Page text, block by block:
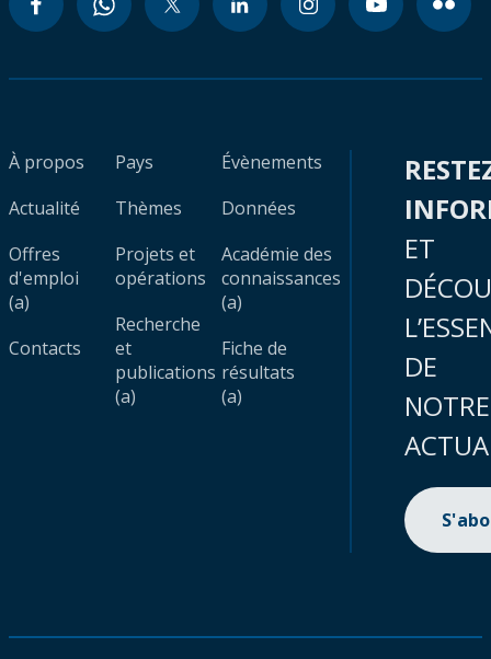
À propos
Actualité
Offres
d'emploi
(a)
Contacts
Pays
Thèmes
Projets et
opérations
Recherche
et
publications
(a)
Évènements
Données
Académie des
connaissances
(a)
Fiche de
résultats
(a)
ET
DE
NOTRE